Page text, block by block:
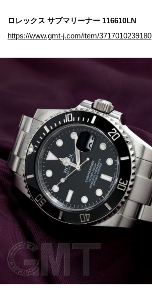
ロレックス サブマリーナー 116610LN
https://www.gmt-j.com/item/3717010239180